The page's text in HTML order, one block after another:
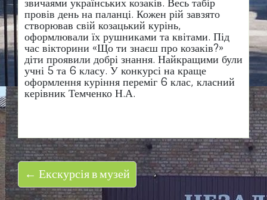
провів день на паланці. Кожен рій завзято
створював свій козацький курінь,
оформлювали їх рушниками та квітами. Під
час вікторини «Що ти знаєш про козаків?»
діти проявили добрі знання. Найкращими були
учні 5 та 6 класу. У конкурсі на краще
оформлення куріння переміг 6 клас, класний
керівник Темченко Н.А.
← Екскурсія в музей